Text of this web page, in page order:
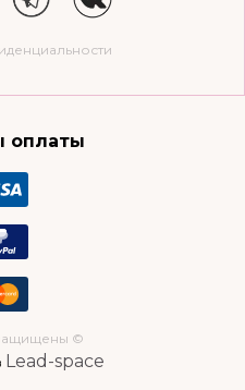
оплаты
©
Lead-space